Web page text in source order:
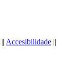
|| Accesibilidade ||